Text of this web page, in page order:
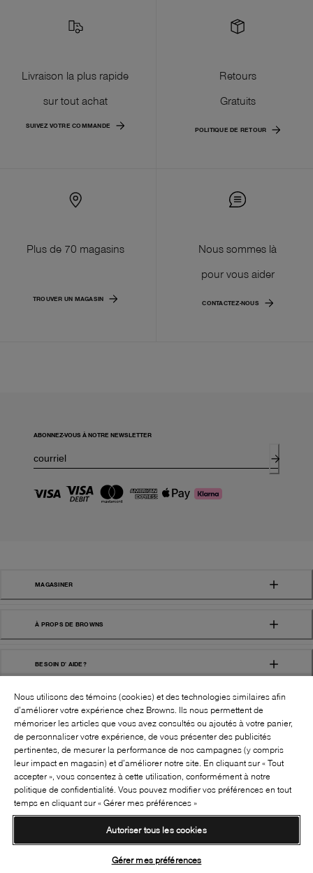
Livraison la plus rapide
sur tout achat
SUIVEZ VOTRE COMMANDE
Retours
Gratuits
POLITIQUE DE RETOUR
Plus de 70 magasins
TROUVER UN MAGASIN
Nous sommes là
pour vous aider
CONTACTEZ-NOUS
ABONNEZ-VOUS À NOTRE NEWSLETTER
MAGASINER
À PROPS DE BROWNS
BESOIN D' AIDE?
BROWNS SHOES INC. TOUS DROITS
RÉSERVÉS
Conditions générales Politique de confidentialité
Transparence de la chaîne d’approvisionnement
SUIVEZ-NOUS!:
Nous utilisons des témoins (cookies) et des technologies similaires afin
d’améliorer votre expérience chez Browns. Ils nous permettent de
mémoriser les articles que vous avez consultés ou ajoutés à votre panier,
de personnaliser votre expérience, de vous présenter des publicités
pertinentes, de mesurer la performance de nos campagnes (y compris
leur impact en magasin) et d’améliorer notre site. En cliquant sur « Tout
accepter », vous consentez à cette utilisation, conformément à notre
politique de confidentialité. Vous pouvez modifier vos préférences en tout
temps en cliquant sur « Gérer mes préférences »
Autoriser tous les cookies
Gérer mes préférences